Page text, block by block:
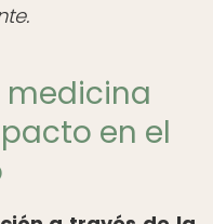
medicina
en el